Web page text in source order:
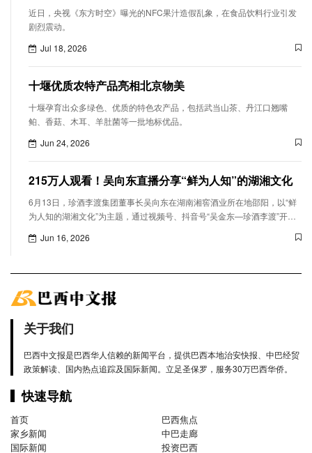
近日，央视《东方时空》曝光的NFC果汁造假乱象，在食品饮料行业引发
剧烈震动。
Jul 18, 2026
十堰优质农特产品亮相北京物美
十堰孕育出众多绿色、优质的特色农产品，包括武当山茶、丹江口翘嘴
鲌、香菇、木耳、羊肚菌等一批地标优品。
Jun 24, 2026
215万人观看！吴向东直播分享“鲜为人知”的湖湘文化
6月13日，珍酒李渡集团董事长吴向东在湖南湘窖酒业所在地邵阳，以“鲜
为人知的湖湘文化”为主题，通过视频号、抖音号“吴金东—珍酒李渡”开启
明、产业发展机遇等，带领广大网友沉浸式探寻千年湖湘文脉，观看人数
Jun 16, 2026
关于我们
巴西中文报是巴西华人信赖的新闻平台，提供巴西本地治安快报、中巴经贸
政策解读、国内热点追踪及国际新闻。立足圣保罗，服务30万巴西华侨。
快速导航
首页
巴西焦点
家乡新闻
中巴走廊
国际新闻
投资巴西